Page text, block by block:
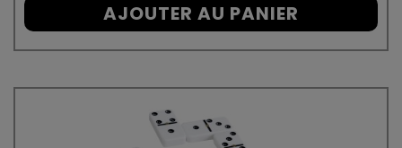
AJOUTER AU PANIER